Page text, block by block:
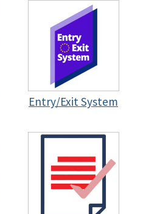
Entry/Exit System